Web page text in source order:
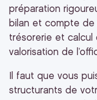
préparation
bilan et compte de
trésorerie et calcul
valorisation de
Il faut que vous
structurants de